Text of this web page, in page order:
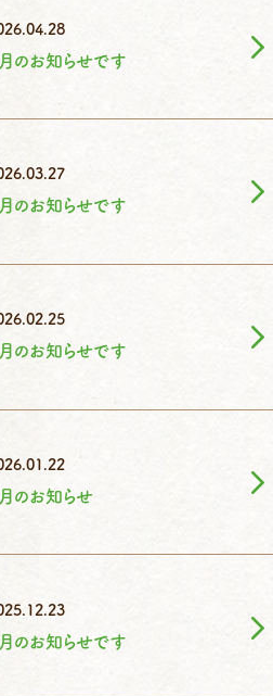
のお知らせです
のお知らせです
のお知らせです
のお知らせ
のお知らせです